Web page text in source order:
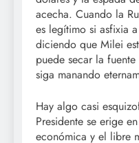
acecha. Cuando la
es legítimo si asfixia
diciendo que Milei
puede secar la
siga manando
Hay algo casi
Presidente se erige
económica y el libre